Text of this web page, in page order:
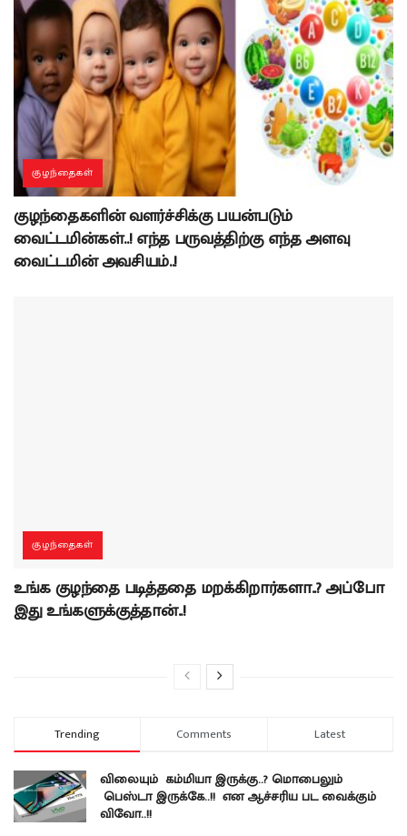
குழந்தைகள்
குழந்தைகளின் வளர்ச்சிக்கு பயன்படும்
வைட்டமின்கள்..! எந்த பருவத்திற்கு எந்த அளவு
வைட்டமின் அவசியம்..!
குழந்தைகள்
உங்க குழந்தை படித்ததை மறக்கிறார்களா..? அப்போ
இது உங்களுக்குத்தான்..!
Trending Comments Latest
விலையும் கம்மியா இருக்கு..? மொபைலும்
பெஸ்டா இருக்கே..!! என ஆச்சரிய பட வைக்கும்
விவோ..!!